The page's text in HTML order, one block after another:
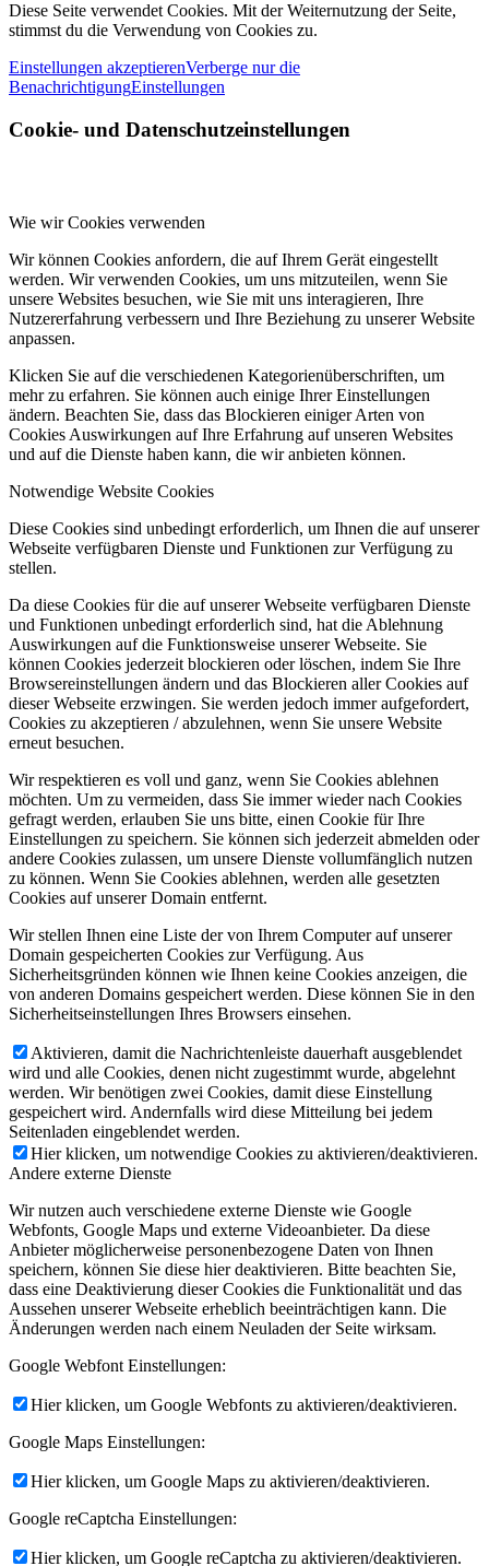
Diese Seite verwendet Cookies. Mit der Weiternutzung der Seite,
stimmst du die Verwendung von Cookies zu.
Einstellungen akzeptierenVerberge nur die
BenachrichtigungEinstellungen
Cookie- und Datenschutzeinstellungen
Wie wir Cookies verwenden
Wir können Cookies anfordern, die auf Ihrem Gerät eingestellt
werden. Wir verwenden Cookies, um uns mitzuteilen, wenn Sie
unsere Websites besuchen, wie Sie mit uns interagieren, Ihre
Nutzererfahrung verbessern und Ihre Beziehung zu unserer Website
anpassen.
Klicken Sie auf die verschiedenen Kategorienüberschriften, um
mehr zu erfahren. Sie können auch einige Ihrer Einstellungen
ändern. Beachten Sie, dass das Blockieren einiger Arten von
Cookies Auswirkungen auf Ihre Erfahrung auf unseren Websites
und auf die Dienste haben kann, die wir anbieten können.
Notwendige Website Cookies
Diese Cookies sind unbedingt erforderlich, um Ihnen die auf unserer
Webseite verfügbaren Dienste und Funktionen zur Verfügung zu
stellen.
Da diese Cookies für die auf unserer Webseite verfügbaren Dienste
und Funktionen unbedingt erforderlich sind, hat die Ablehnung
Auswirkungen auf die Funktionsweise unserer Webseite. Sie
können Cookies jederzeit blockieren oder löschen, indem Sie Ihre
Browsereinstellungen ändern und das Blockieren aller Cookies auf
dieser Webseite erzwingen. Sie werden jedoch immer aufgefordert,
Cookies zu akzeptieren / abzulehnen, wenn Sie unsere Website
erneut besuchen.
Wir respektieren es voll und ganz, wenn Sie Cookies ablehnen
möchten. Um zu vermeiden, dass Sie immer wieder nach Cookies
gefragt werden, erlauben Sie uns bitte, einen Cookie für Ihre
Einstellungen zu speichern. Sie können sich jederzeit abmelden oder
andere Cookies zulassen, um unsere Dienste vollumfänglich nutzen
zu können. Wenn Sie Cookies ablehnen, werden alle gesetzten
Cookies auf unserer Domain entfernt.
Wir stellen Ihnen eine Liste der von Ihrem Computer auf unserer
Domain gespeicherten Cookies zur Verfügung. Aus
Sicherheitsgründen können wie Ihnen keine Cookies anzeigen, die
von anderen Domains gespeichert werden. Diese können Sie in den
Sicherheitseinstellungen Ihres Browsers einsehen.
Aktivieren, damit die Nachrichtenleiste dauerhaft ausgeblendet
wird und alle Cookies, denen nicht zugestimmt wurde, abgelehnt
werden. Wir benötigen zwei Cookies, damit diese Einstellung
gespeichert wird. Andernfalls wird diese Mitteilung bei jedem
Seitenladen eingeblendet werden.
Hier klicken, um notwendige Cookies zu aktivieren/deaktivieren.
Andere externe Dienste
Wir nutzen auch verschiedene externe Dienste wie Google
Webfonts, Google Maps und externe Videoanbieter. Da diese
Anbieter möglicherweise personenbezogene Daten von Ihnen
speichern, können Sie diese hier deaktivieren. Bitte beachten Sie,
dass eine Deaktivierung dieser Cookies die Funktionalität und das
Aussehen unserer Webseite erheblich beeinträchtigen kann. Die
Änderungen werden nach einem Neuladen der Seite wirksam.
Google Webfont Einstellungen:
Hier klicken, um Google Webfonts zu aktivieren/deaktivieren.
Google Maps Einstellungen:
Hier klicken, um Google Maps zu aktivieren/deaktivieren.
Google reCaptcha Einstellungen:
Hier klicken, um Google reCaptcha zu aktivieren/deaktivieren.